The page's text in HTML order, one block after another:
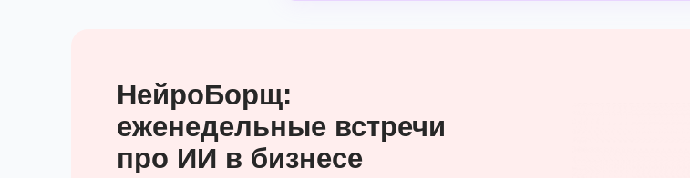
НейроБорщ:
еженедельные встречи
про ИИ в бизнесе